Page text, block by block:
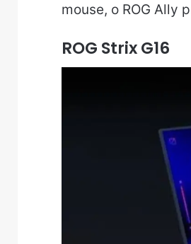
mouse, o ROG Ally
ROG Strix G16